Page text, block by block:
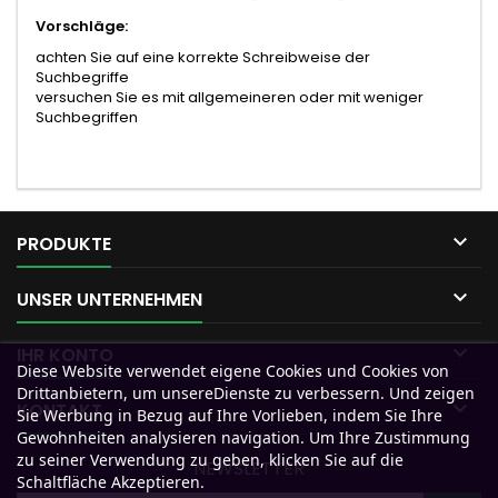
Vorschläge:
achten Sie auf eine korrekte Schreibweise der
Suchbegriffe
versuchen Sie es mit allgemeineren oder mit weniger
Suchbegriffen
PRODUKTE 
UNSER UNTERNEHMEN 
KONTAKT 
Diese Website verwendet eigene Cookies und Cookies von
Drittanbietern, um unsereDienste zu verbessern. Und zeigen
Sie Werbung in Bezug auf Ihre Vorlieben, indem Sie Ihre
Gewohnheiten analysieren navigation. Um Ihre Zustimmung
zu seiner Verwendung zu geben, klicken Sie auf die
Schaltfläche Akzeptieren.
NEWSLETTER